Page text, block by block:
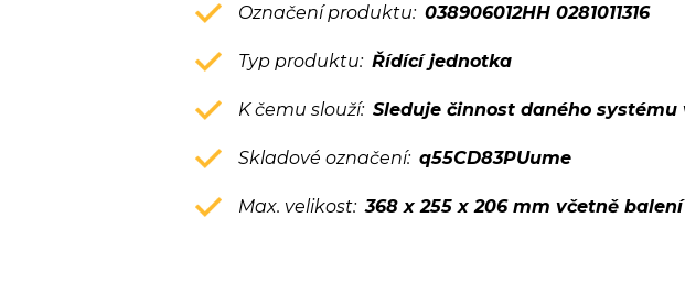
Označení produktu: 038906012HH 0281011316
Typ produktu: Řídící jednotka
K čemu slouží: Sleduje činnost daného
Skladové označení: q55CD83PUume
Max. velikost:368 x 255 x 206 mm včetně balení